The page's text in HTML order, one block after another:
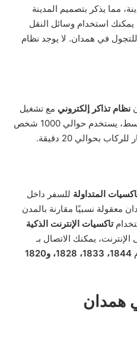
مما يذكر بتصميم المدينة
استخدام وسائل النقل
للتجول في همدان. لا يوجد نظام
نظام تذاكر إلكتروني مع تشغيل
200 حافلة في المدينة. في المتوسط، يستخدم حوالي 1000 شخص
بحوالي 20 دقيقة.
المتداولة للسفر داخل
معقولة نسبيًا مقارنة بالمدن
تاكسيات الإنترنت الذكية
يمكنك الاتصال بـ
1844، 1833، 1828، و1820
همدان